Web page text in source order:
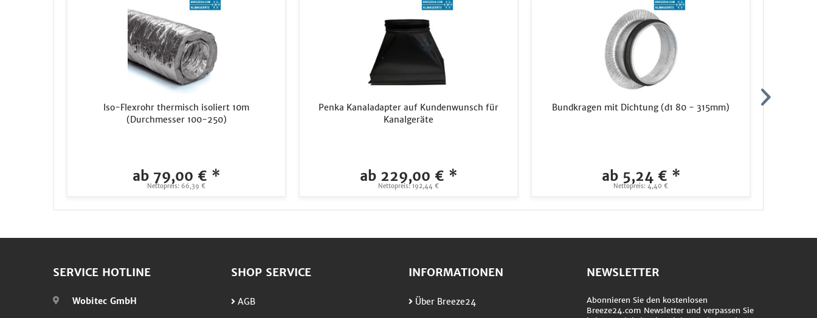
Iso-Flexrohr thermisch isoliert 10m
(Durchmesser 100-250)
ab 79,00 € *
Nettopreis: 66,39 €
Penka Kanaladapter auf Kundenwunsch für
Kanalgeräte
ab 229,00 € *
Nettopreis: 192,44 €
Bundkragen mit Dichtung (d1 80 - 315mm)
ab 5,24 € *
Nettopreis: 4,40 €
SERVICE HOTLINE
Wobitec GmbH
SHOP SERVICE
AGB
INFORMATIONEN
Über Breeze24
NEWSLETTER
Abonnieren Sie den kostenlosen
Breeze24.com Newsletter und verpassen Sie